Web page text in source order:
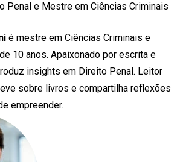
Penal e Mestre em Ciências Criminais
é mestre em Ciências Criminais e
10 anos. Apaixonado por escrita e
insights em Direito Penal. Leitor
sobre livros e compartilha reflexões
empreender.